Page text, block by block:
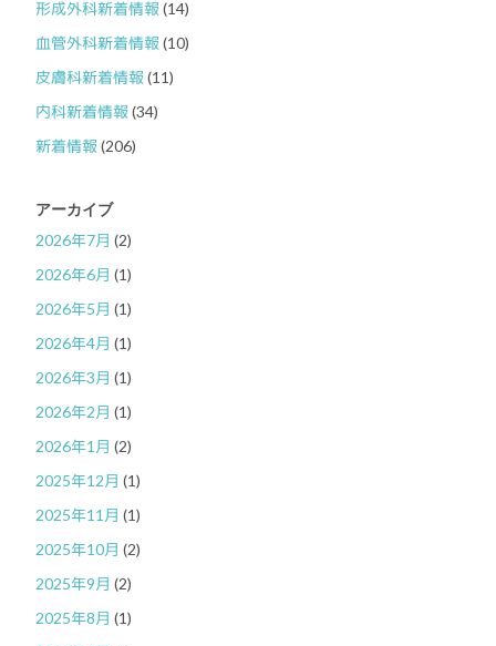
形成外科新着情報 (14)
血管外科新着情報 (10)
皮膚科新着情報 (11)
内科新着情報 (34)
新着情報 (206)
アーカイブ
2026年7月 (2)
2026年6月 (1)
2026年5月 (1)
2026年4月 (1)
2026年3月 (1)
2026年2月 (1)
2026年1月 (2)
2025年12月 (1)
2025年11月 (1)
2025年10月 (2)
2025年9月 (2)
2025年8月 (1)